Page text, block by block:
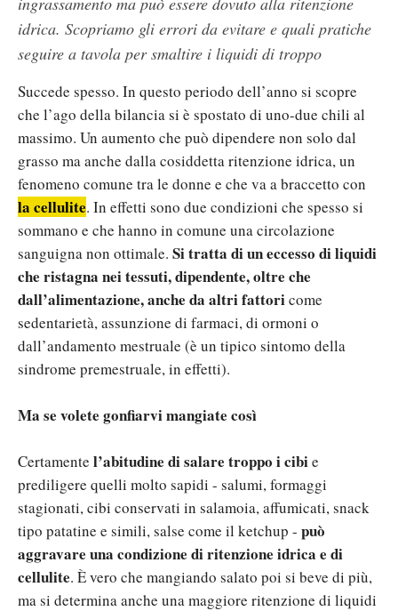
idrica. Scopriamo gli errori da evitare e quali pratiche
seguire a tavola per smaltire i liquidi di troppo
Succede spesso. In questo periodo dell’anno si scopre
che l’ago della bilancia si è spostato di uno-due chili al
massimo. Un aumento che può dipendere non solo dal
grasso ma anche dalla cosiddetta ritenzione idrica, un
fenomeno comune tra le donne e che va a braccetto con
la cellulite. In effetti sono due condizioni che spesso si
sommano e che hanno in comune una circolazione
sanguigna non ottimale. Si tratta di un eccesso di liquidi
che ristagna nei tessuti, dipendente, oltre che
dall’alimentazione, anche da altri fattoricome
sedentarietà, assunzione di farmaci, di ormoni o
dall’andamento mestruale (è un tipico sintomo della
sindrome premestruale, in effetti).
Ma se volete gonfiarvi mangiate così
Certamente l’abitudine di salare troppo i cibie
prediligere quelli molto sapidi - salumi, formaggi
stagionati, cibi conservati in salamoia, affumicati, snack
tipo patatine e simili, salse come il ketchup - può
aggravare una condizione di ritenzione idrica e di
cellulite. È vero che mangiando salato poi si beve di più,
ma si determina anche una maggiore ritenzione di liquidi